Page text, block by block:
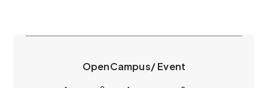
OpenCampus/ Event